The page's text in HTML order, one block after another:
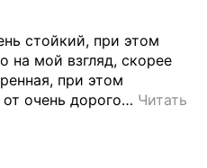
стойкий, при этом
на мой взгляд, скорее
при этом
от очень дорого… Читать